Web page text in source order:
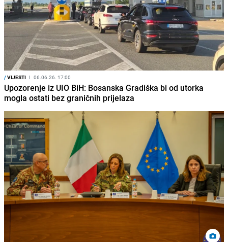
/VIJESTI I 06.06.26. 17:00
Upozorenje iz UIO BiH: Bosanska Gradiška bi od utorka
mogla ostati bez graničnih prijelaza